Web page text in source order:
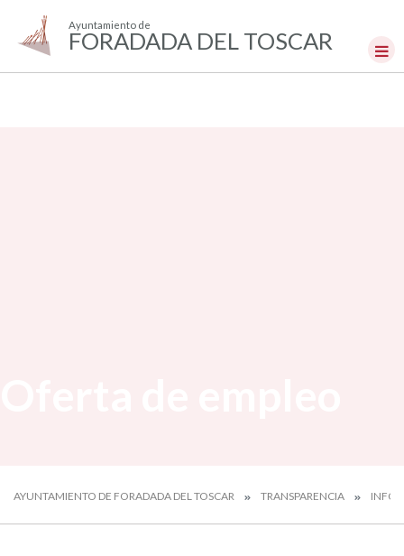
Ayuntamiento de
FORADADA DEL TOSCAR
AYUNTAMIENTO DE FORADADA DEL TOSCAR TRANSPARENCIA